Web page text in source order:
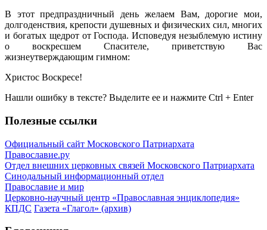
В этот предпраздничный день желаем Вам, дорогие мои,
долгоденствия, крепости душевных и физических сил, многих
и богатых щедрот от Господа. Исповедуя незыблемую истину
о воскресшем Спасителе, приветствую Вас
жизнеутверждающим гимном:
Христос Воскресе!
Нашли ошибку в тексте? Выделите ее и нажмите Ctrl + Enter
Полезные ссылки
Официальный сайт Московского Патриархата
Православие.ру
Отдел внешних церковных связей Московского Патриархата
Синодальный информационный отдел
Православие и мир
Церковно-научный центр «Православная энциклопедия»
КПДС Газета «Глагол» (архив)